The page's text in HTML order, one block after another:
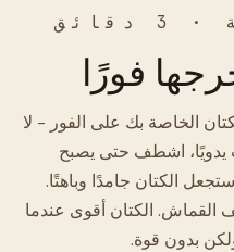
فورًا
الخاصة بك على الفور - لا
يدويًا، اشطف حتى يصبح
الكتان جامدًا وباهتًا.
الكتان أقوى عندما
بدون قوة.